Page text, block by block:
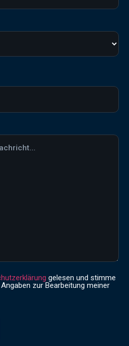
gelesen und stimme
zur Bearbeitung meiner